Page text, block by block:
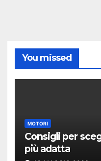
You missed
MOTORI
Consigli per
più adatta